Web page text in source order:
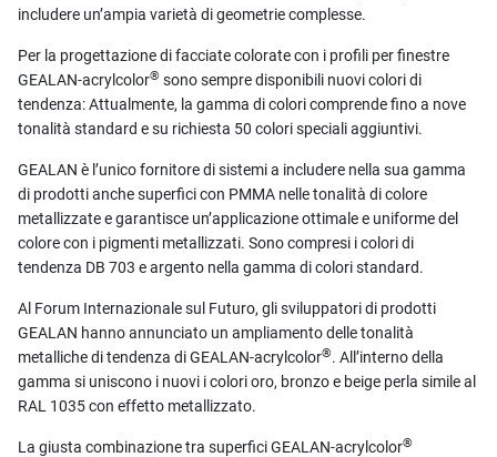
includere un’ampia varietà di geometrie complesse.
Per la progettazione di facciate colorate con i profili per finestre
GEALAN-acrylcolor® sono sempre disponibili nuovi colori di
tendenza: Attualmente, la gamma di colori comprende fino a nove
tonalità standard e su richiesta 50 colori speciali aggiuntivi.
GEALAN è l’unico fornitore di sistemi a includere nella sua gamma
di prodotti anche superfici con PMMA nelle tonalità di colore
metallizzate e garantisce un’applicazione ottimale e uniforme del
colore con i pigmenti metallizzati. Sono compresi i colori di
tendenza DB 703 e argento nella gamma di colori standard.
Al Forum Internazionale sul Futuro, gli sviluppatori di prodotti
GEALAN hanno annunciato un ampliamento delle tonalità
metalliche di tendenza di GEALAN-acrylcolor®. All’interno della
gamma si uniscono i nuovi i colori oro, bronzo e beige perla simile al
RAL 1035 con effetto metallizzato.
La giusta combinazione tra superfici GEALAN-acrylcolor®